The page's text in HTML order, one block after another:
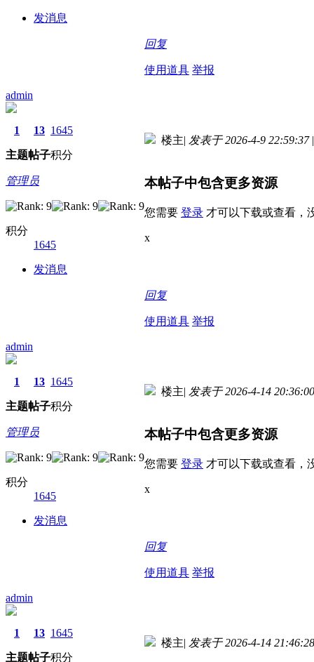
发消息
回复
使用道具 举报
admin
1
主题
13
帖子
1645
积分
管理员
积分
1645
发消息
楼主| 发表于 2026-4-9 22:59:37 |
本帖子中包含更多资源
您需要 登录 才可以下载或查看，
x
回复
使用道具 举报
admin
1
主题
13
帖子
1645
积分
管理员
积分
1645
发消息
楼主| 发表于 2026-4-14 20:36:00
本帖子中包含更多资源
您需要 登录 才可以下载或查看，
x
回复
使用道具 举报
admin
1
主题
13
帖子
1645
积分
楼主| 发表于 2026-4-14 21:46:28